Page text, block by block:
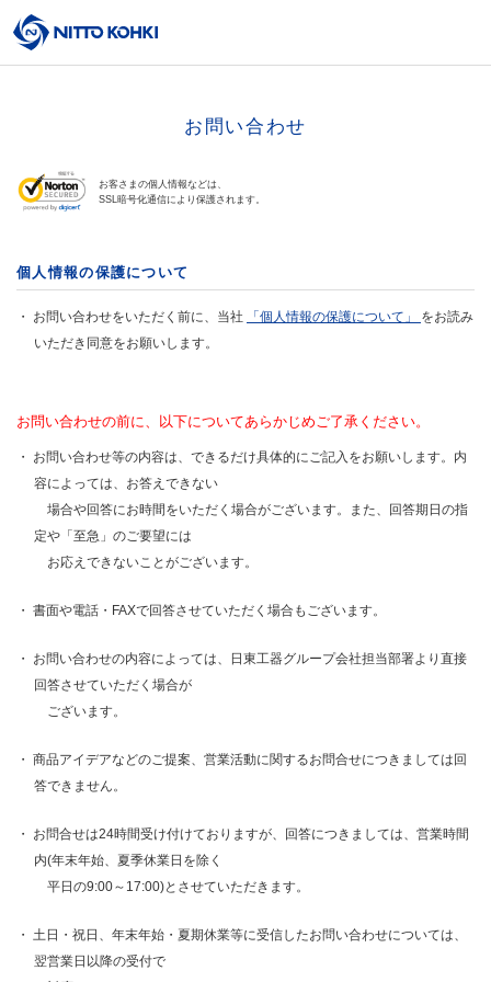
お問い合わせ
お客さまの個人情報などは、
SSL暗号化通信により保護されます。
個人情報の保護について
お問い合わせをいただく前に、当社 「個人情報の保護について」 をお読み
いただき同意をお願いします。
お問い合わせの前に、以下についてあらかじめご了承ください。
お問い合わせ等の内容は、できるだけ具体的にご記入をお願いします。内
容によっては、お答えできない
場合や回答にお時間をいただく場合がございます。また、回答期日の指
定や「至急」のご要望には
お応えできないことがございます。
書面や電話・FAXで回答させていただく場合もございます。
お問い合わせの内容によっては、日東工器グループ会社担当部署より直接
回答させていただく場合が
ございます。
商品アイデアなどのご提案、営業活動に関するお問合せにつきましては回
答できません。
お問合せは24時間受け付けておりますが、回答につきましては、営業時間
内(年末年始、夏季休業日を除く
平日の9:00～17:00)とさせていただきます。
土日・祝日、年末年始・夏期休業等に受信したお問い合わせについては、
翌営業日以降の受付で